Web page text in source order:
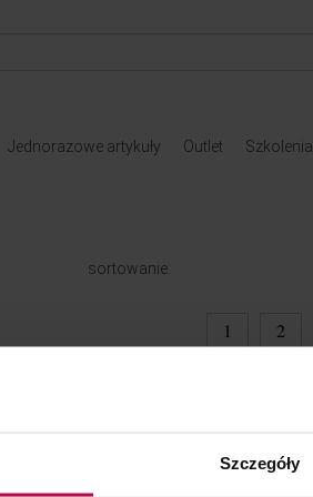
Szczegóły
Jednorazowe artykuły Outlet Szkolenia
sortowanie:
1 2